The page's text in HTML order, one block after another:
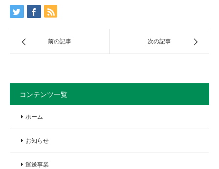
前の記事 次の記事
コンテンツ一覧
ホーム
お知らせ
運送事業